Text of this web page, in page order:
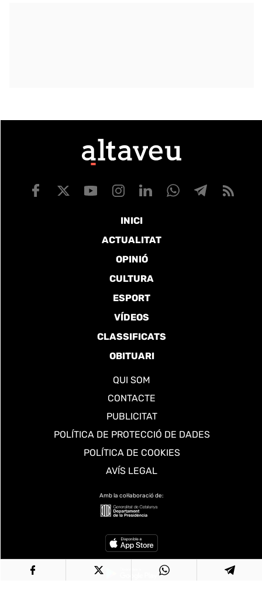
INICI
ACTUALITAT
OPINIÓ
CULTURA
ESPORT
VÍDEOS
CLASSIFICATS
OBITUARI
QUI SOM
CONTACTE
PUBLICITAT
POLÍTICA DE PROTECCIÓ DE DADES
POLÍTICA DE COOKIES
AVÍS LEGAL
Amb la col·laboració de: